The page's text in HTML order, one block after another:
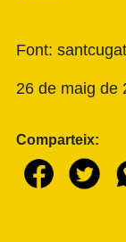
Font:
26 de maig de
Comparteix: